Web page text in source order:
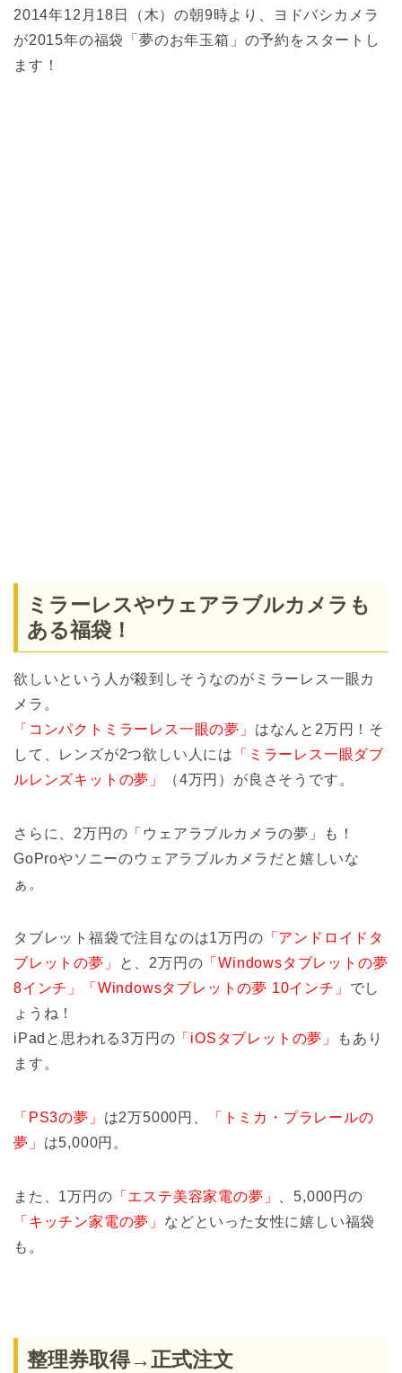
2014年12月18日（木）の朝9時より、ヨドバシカメラ
が2015年の福袋「夢のお年玉箱」の予約をスタートし
ます！
ミラーレスやウェアラブルカメラも
ある福袋！
欲しいという人が殺到しそうなのがミラーレス一眼カ
メラ。
「コンパクトミラーレス一眼の夢」 はなんと2万円！そ
して、レンズが2つ欲しい人には
「ミラーレス一眼ダブ
ルレンズキットの夢」
（4万円）が良さそうです。
さらに、2万円の「ウェアラブルカメラの夢」も！
GoProやソニーのウェアラブルカメラだと嬉しいな
ぁ。
タブレット福袋で注目なのは1万円の 「アンドロイドタ
ブレットの夢」
と、2万円の 「Windowsタブレットの夢
8インチ」
「Windowsタブレットの夢 10インチ」 でし
ょうね！
iPadと思われる3万円の 「iOSタブレットの夢」
もあり
ます。
「PS3の夢」 は2万5000円、
「トミカ・プラレールの
夢」 は5,000円。
また、1万円の 「エステ美容家電の夢」
、5,000円の
「キッチン家電の夢」 などといった女性に嬉しい福袋
も。
整理券取得→正式注文